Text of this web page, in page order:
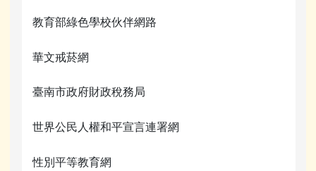
教育部綠色學校伙伴網路
華文戒菸網
臺南市政府財政稅務局
世界公民人權和平宣言連署網
性別平等教育網